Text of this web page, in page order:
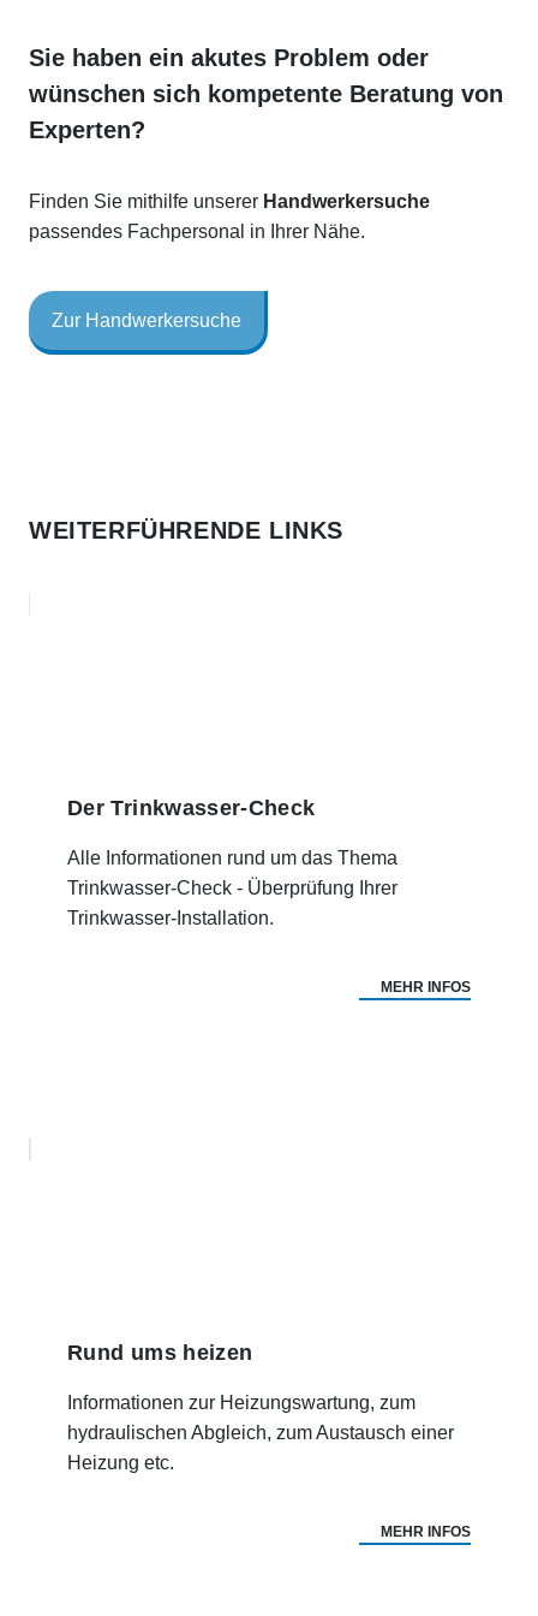
Sie haben ein akutes Problem oder
wünschen sich kompetente Beratung von
Experten?
Finden Sie mithilfe unserer Handwerkersuche
passendes Fachpersonal in Ihrer Nähe.
Zur Handwerkersuche
WEITERFÜHRENDE LINKS
Der Trinkwasser-Check
Alle Informationen rund um das Thema
Trinkwasser-Check - Überprüfung Ihrer
Trinkwasser-Installation.
MEHR INFOS
Rund ums heizen
Informationen zur Heizungswartung, zum
hydraulischen Abgleich, zum Austausch einer
Heizung etc.
MEHR INFOS